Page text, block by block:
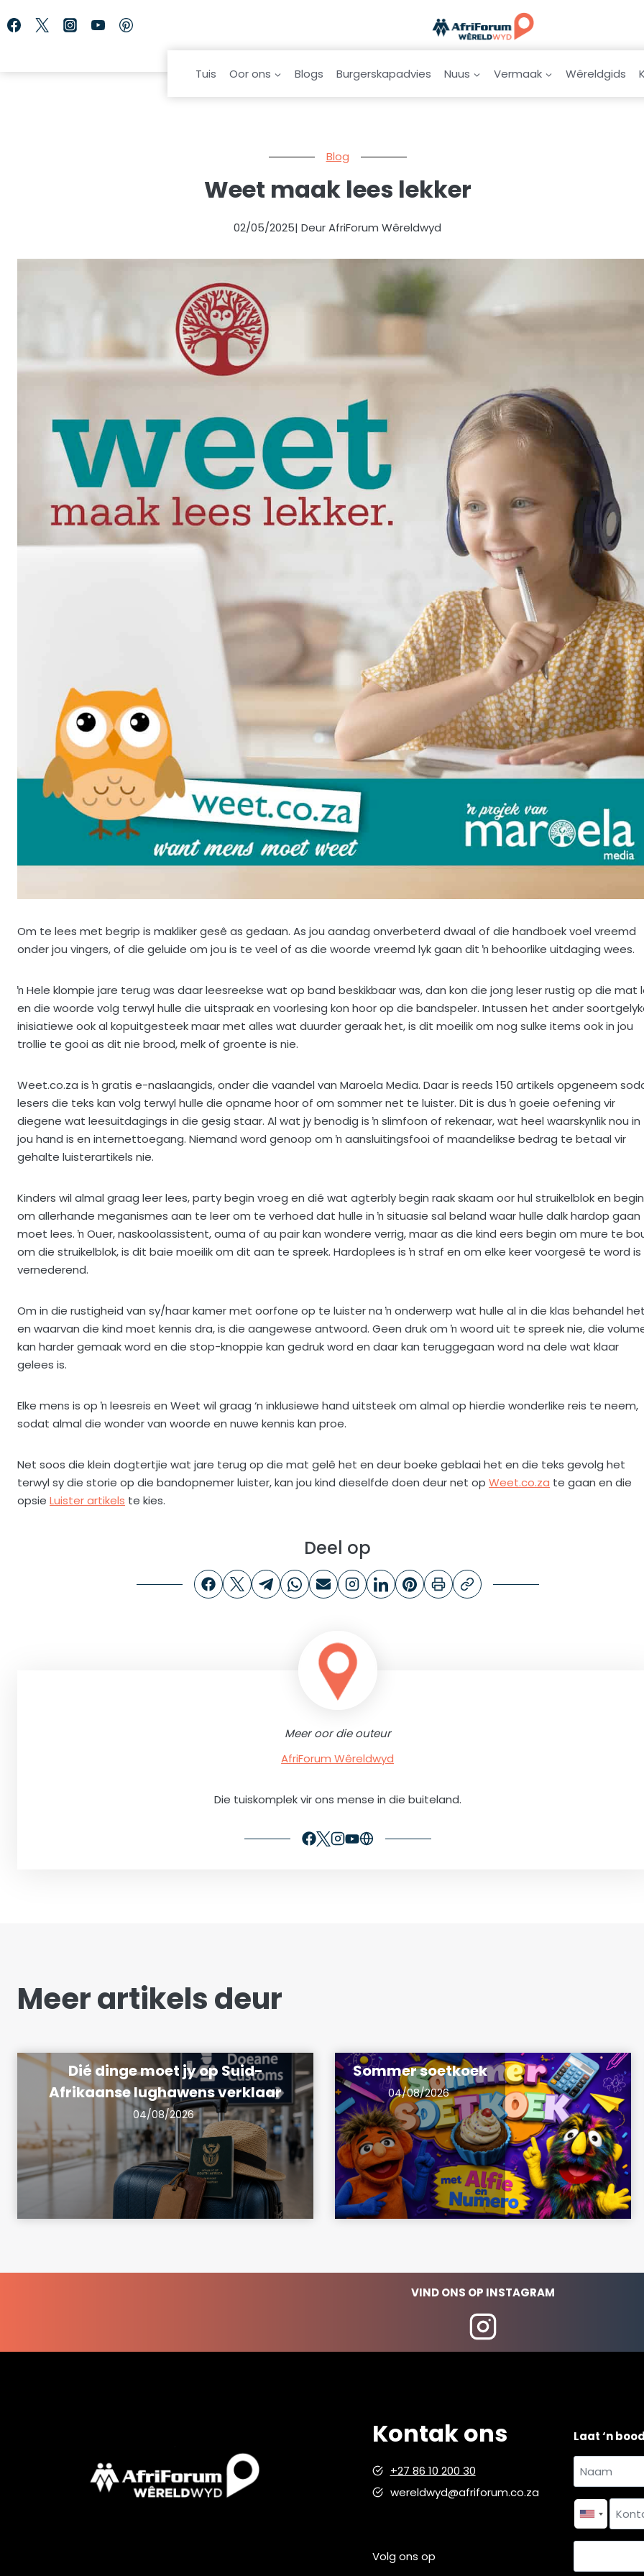
to
Tuis Oor ons Blogs Burgerskapadvies Nuus Vermaak Wêreldgids
Blog
Weet maak lees lekker
02/05/2025| Deur AfriForum Wêreldwyd
Om te lees met begrip is makliker gesê as gedaan. As jou aandag onverbeterd dwaal of die handboek voel vreemd
onder jou vingers, of die geluide om jou is te veel of as die woorde vreemd lyk gaan dit ŉ behoorlike uitdaging wees.
ŉ Hele klompie jare terug was daar leesreekse wat op band beskikbaar was, dan kon die jong leser rustig op die mat
en die woorde volg terwyl hulle die uitspraak en voorlesing kon hoor op die bandspeler. Intussen het ander
inisiatiewe ook al kopuitgesteek maar met alles wat duurder geraak het, is dit moeilik om nog sulke items ook in jou
trollie te gooi as dit nie brood, melk of groente is nie.
Weet.co.za is ŉ gratis e-naslaangids, onder die vaandel van Maroela Media. Daar is reeds 150 artikels opgeneem
lesers die teks kan volg terwyl hulle die opname hoor of om sommer net te luister. Dit is dus ŉ goeie oefening vir
diegene wat leesuitdagings in die gesig staar. Al wat jy benodig is ŉ slimfoon of rekenaar, wat heel waarskynlik nou in
jou hand is en internettoegang. Niemand word genoop om ŉ aansluitingsfooi of maandelikse bedrag te betaal vir
gehalte luisterartikels nie.
Kinders wil almal graag leer lees, party begin vroeg en dié wat agterbly begin raak skaam oor hul struikelblok en begin
om allerhande meganismes aan te leer om te verhoed dat hulle in ŉ situasie sal beland waar hulle dalk hardop gaan
moet lees. ŉ Ouer, naskoolassistent, ouma of au pair kan wondere verrig, maar as die kind eers begin om mure te
om die struikelblok, is dit baie moeilik om dit aan te spreek. Hardoplees is ŉ straf en om elke keer voorgesê te word is
vernederend.
Om in die rustigheid van sy/haar kamer met oorfone op te luister na ŉ onderwerp wat hulle al in die klas behandel het
en waarvan die kind moet kennis dra, is die aangewese antwoord. Geen druk om ŉ woord uit te spreek nie, die
kan harder gemaak word en die stop-knoppie kan gedruk word en daar kan teruggegaan word na dele wat klaar
gelees is.
Elke mens is op ŉ leesreis en Weet wil graag ‘n inklusiewe hand uitsteek om almal op hierdie wonderlike reis te neem,
sodat almal die wonder van woorde en nuwe kennis kan proe.
Net soos die klein dogtertjie wat jare terug op die mat gelê het en deur boeke geblaai het en die teks gevolg het
terwyl sy die storie op die bandopnemer luister, kan jou kind dieselfde doen deur net op Weet.co.za te gaan en die
opsie Luister artikels te kies.
Deel op
Meer oor die outeur
AfriForum Wêreldwyd
Die tuiskomplek vir ons mense in die buiteland.
Meer artikels deur
Dié dinge moet jy op Suid-
Afrikaanse lughawens verklaar
04/08/2026
Sommer soetkoek
04/08/2026
VIND ONS OP INSTAGRAM
Kontak ons
+27 86 10 200 30
wereldwyd@afriforum.co.za
Volg ons op
Laat ‘n
Naam
en
van
Naam